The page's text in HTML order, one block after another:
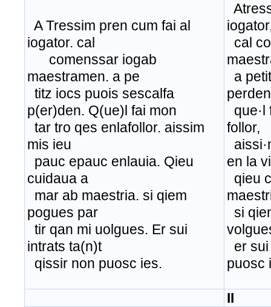
A Tressim pren cum fai al
iogator. cal
comenssar iogab
maestramen. a pe
titz iocs puois sescalfa
p(er)den. Q(ue)l fai mon
tar tro qes enlafollor. aissim
mis ieu
pauc epauc enlauia. Qieu
cuidaua a
mar ab maestria. si qiem
pogues par
tir qan mi uolgues. Er sui
intrats ta(n)t
qissir non puosc ies.
cal
a
follor,
en la
qieu
si
er
puosc
II